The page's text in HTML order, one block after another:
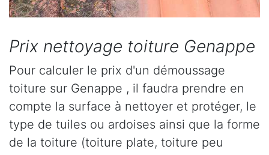
Prix nettoyage toiture Genappe
Pour calculer le prix d'un démoussage
toiture sur Genappe , il faudra prendre en
compte la surface à nettoyer et protéger, le
type de tuiles ou ardoises ainsi que la forme
de la toiture (toiture plate, toiture peu